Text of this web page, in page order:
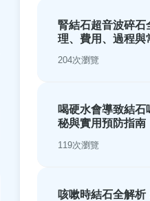
腎結石超音波碎石
理、費用、過程與
204次瀏覽
喝硬水會導致結石
秘與實用預防指南
119次瀏覽
咳嗽時結石全解析